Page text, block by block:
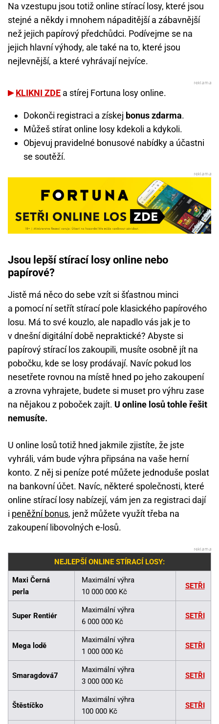
Na vzestupu jsou totiž online stírací losy, které jsou
stejné a někdy i mnohem nápaditější a zábavnější
než jejich papírový předchůdci. Podívejme se na
jejich hlavní výhody, ale také na to, které jsou
nejlevnější, a které vyhrávají nejvíce.
KLIKNI ZDE a stírej Fortuna losy online.
Dokonči registraci a získej bonus zdarma.
Můžeš stírat online losy kdekoli a kdykoli.
Objevuj pravidelné bonusové nabídky a účastni
se soutěží.
Jsou lepší stírací losy online nebo
papírové?
Jistě má něco do sebe vzít si šťastnou minci
a pomocí ní setřít stírací pole klasického papírového
losu. Má to své kouzlo, ale napadlo vás jak je to
v dnešní digitální době nepraktické? Abyste si
papírový stírací los zakoupili, musíte osobně jít na
pobočku, kde se losy prodávají. Navíc pokud los
nesetřete rovnou na místě hned po jeho zakoupení
a zrovna vyhrajete, budete si muset pro výhru zase
na nějakou z poboček zajít. U online losů tohle řešit
nemusíte.
U online losů totiž hned jakmile zjistíte, že jste
vyhráli, vám bude výhra připsána na vaše herní
konto. Z něj si peníze poté můžete jednoduše poslat
na bankovní účet. Navíc, některé společnosti, které
online stírací losy nabízejí, vám jen za registraci dají
i peněžní bonus, jenž můžete využít třeba na
zakoupení libovolných e-losů.
NEJLEPŠÍ ONLINE STÍRACÍ LOSY:
Maxi Černá
perla
Maximální výhra
10 000 000 Kč
SETŘI
Super Rentiér
Maximální výhra
6 000 000 Kč
SETŘI
Mega lodě
Maximální výhra
1 000 000 Kč
SETŘI
Smaragdová7
Maximální výhra
3 000 000 Kč
SETŘI
Štěstíčko
Maximální výhra
100 000 Kč
SETŘI